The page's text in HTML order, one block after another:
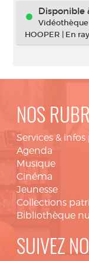
Disponible
Vidéothèque
HOOPER | En
NOS
Services &
Agenda
Musique
Cinéma
Jeunesse
Collections
Bibliothèque
SUIVEZ